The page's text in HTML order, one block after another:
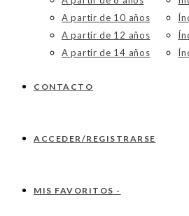
A partir de 10 años
A partir de 12 años
A partir de 14 años
CONTACTO
ACCEDER/REGISTRARSE
MIS FAVORITOS -